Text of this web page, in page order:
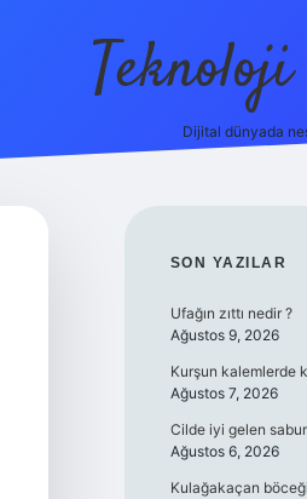
Dijital dünyada
SON YAZILAR
Ufağın zıttı nedir ?
Ağustos 9, 2026
Kurşun kalemlerde
Ağustos 7, 2026
Cilde iyi gelen
Ağustos 6, 2026
Kulağakaçan böceği